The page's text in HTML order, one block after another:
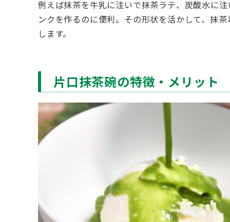
例えば抹茶を牛乳に注いで抹茶ラテ、炭酸水に
ンクを作るのに便利。その形状を活かして、抹
します。
片口抹茶碗の特徴・メリット